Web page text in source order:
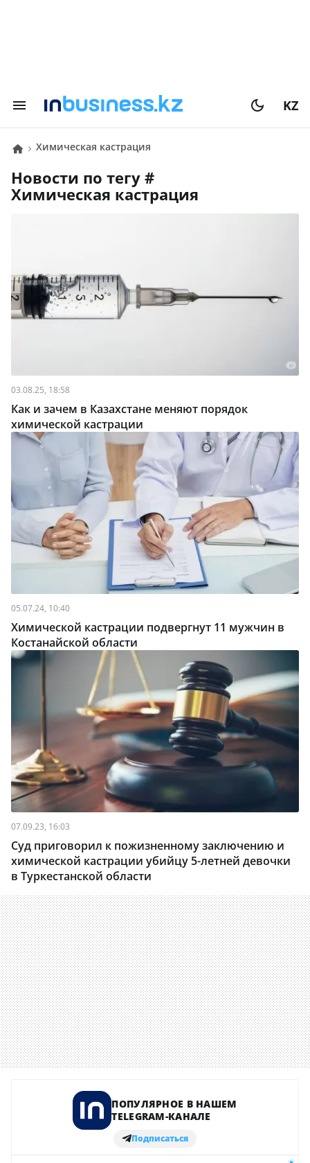
KZ
химическая кастрация
Новости по тегу #
химическая кастрация
03.08.25, 18:58
Как и зачем в Казахстане меняют порядок
химической кастрации
05.07.24, 10:40
Химической кастрации подвергнут 11 мужчин в
Костанайской области
07.09.23, 16:03
Суд приговорил к пожизненному заключению и
химической кастрации убийцу 5-летней девочки
в Туркестанской области